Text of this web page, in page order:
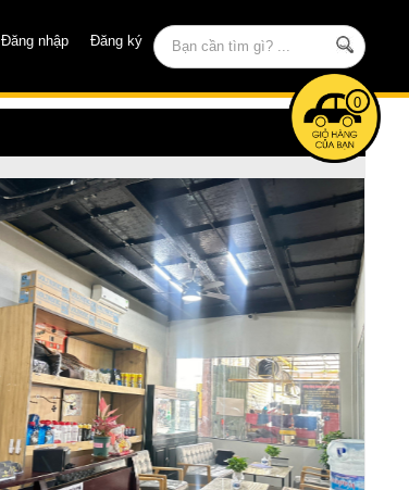
Đăng nhập Đăng ký
0